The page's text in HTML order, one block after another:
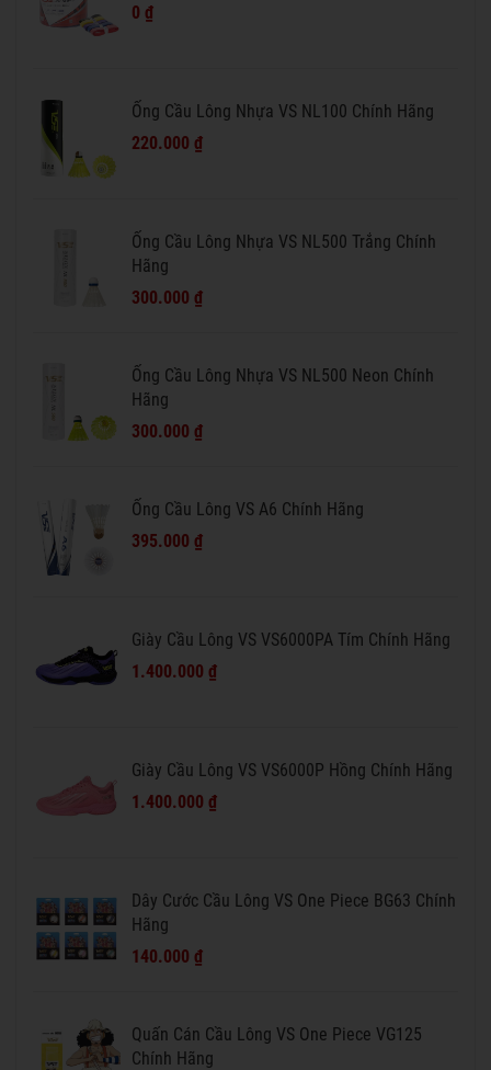
0 ₫
Ống Cầu Lông Nhựa VS NL100 Chính Hãng
220.000 ₫
Ống Cầu Lông Nhựa VS NL500 Trắng Chính
Hãng
300.000 ₫
Ống Cầu Lông Nhựa VS NL500 Neon Chính
Hãng
300.000 ₫
Ống Cầu Lông VS A6 Chính Hãng
395.000 ₫
Giày Cầu Lông VS VS6000PA Tím Chính Hãng
1.400.000 ₫
Giày Cầu Lông VS VS6000P Hồng Chính Hãng
1.400.000 ₫
Dây Cước Cầu Lông VS One Piece BG63 Chính
Hãng
140.000 ₫
Quấn Cán Cầu Lông VS One Piece VG125
Chính Hãng